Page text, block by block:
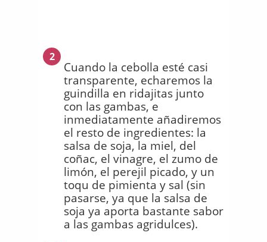
2
Cuando la cebolla esté casi
transparente, echaremos la
guindilla en ridajitas junto
con las gambas, e
inmediatamente añadiremos
el resto de ingredientes: la
salsa de soja, la miel, del
coñac, el vinagre, el zumo de
limón, el perejil picado, y un
toqu de pimienta y sal (sin
pasarse, ya que la salsa de
soja ya aporta bastante sabor
a las gambas agridulces).